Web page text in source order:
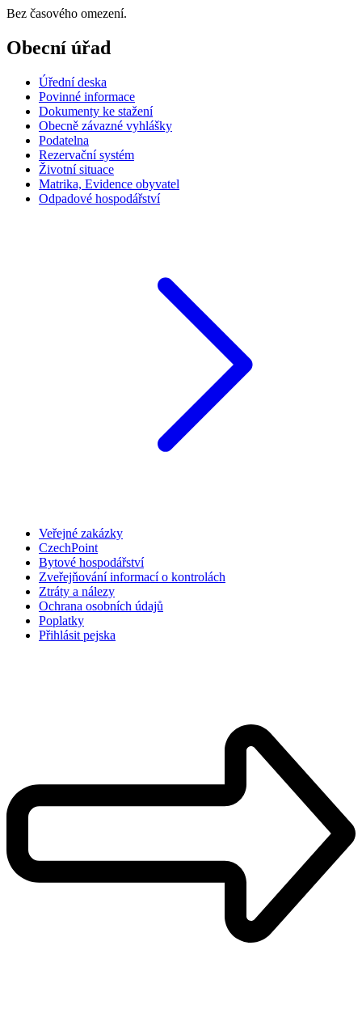
Bez časového omezení.
Obecní úřad
Úřední deska
Povinné informace
Dokumenty ke stažení
Obecně závazné vyhlášky
Podatelna
Rezervační systém
Životní situace
Matrika, Evidence obyvatel
Odpadové hospodářství
Veřejné zakázky
CzechPoint
Bytové hospodářství
Zveřejňování informací o kontrolách
Ztráty a nálezy
Ochrana osobních údajů
Poplatky
Přihlásit pejska